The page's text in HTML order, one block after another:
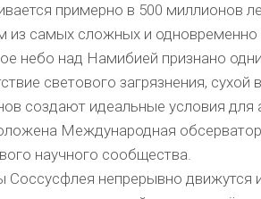
примерно в 500 миллионов
из самых сложных и
небо над Намибией признано
светового загрязнения,
создают идеальные условия
Международная
научного сообщества.
непрерывно движутся